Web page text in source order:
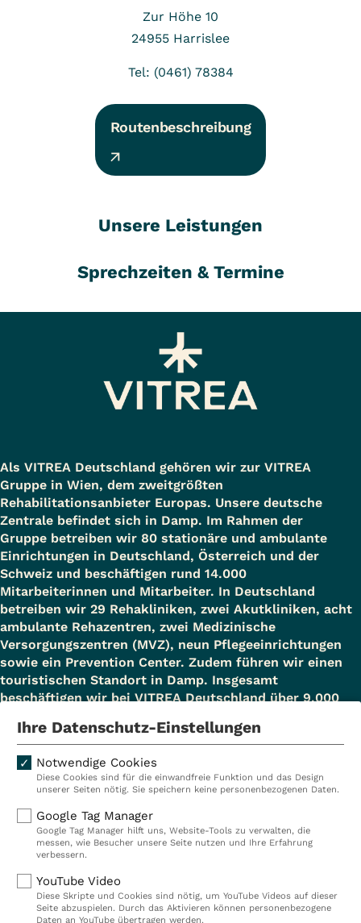
Zur Höhe 10
24955 Harrislee
Tel: (0461) 78384
Routenbeschreibung
Unsere Leistungen
Sprechzeiten & Termine
Als VITREA Deutschland gehören wir zur VITREA
Gruppe in Wien, dem zweitgrößten
Rehabilitationsanbieter Europas. Unsere deutsche
Zentrale befindet sich in Damp. Im Rahmen der
Gruppe betreiben wir 80 stationäre und ambulante
Einrichtungen in Deutschland, Österreich und der
Schweiz und beschäftigen rund 14.000
Mitarbeiterinnen und Mitarbeiter. In Deutschland
betreiben wir 29 Rehakliniken, zwei Akutkliniken, acht
ambulante Rehazentren, zwei Medizinische
Versorgungszentren (MVZ), neun Pflegeeinrichtungen
sowie ein Prevention Center. Zudem führen wir einen
touristischen Standort in Damp. Insgesamt
beschäftigen wir bei VITREA Deutschland über 9.000
Kliniken
Ambulant
Reha
Prävention
Karriere
VITREA Deutschland
Ihre Datenschutz-Einstellungen
Notwendige Cookies
Diese Cookies sind für die einwandfreie Funktion und das Design
unserer Seiten nötig. Sie speichern keine personenbezogenen Daten.
Google Tag Manager
Google Tag Manager hilft uns, Website-Tools zu verwalten, die
messen, wie Besucher unsere Seite nutzen und Ihre Erfahrung
verbessern.
YouTube Video
Diese Skripte und Cookies sind nötig, um YouTube Videos auf dieser
Seite abzuspielen. Durch das Aktivieren können personenbezogene
Daten an YouTube übertragen werden.